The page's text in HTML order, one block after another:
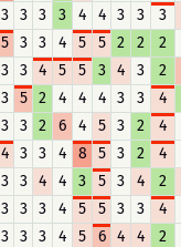
3 3 3 3 4 4 3 3
3
5 3 3 4 5 5 2 2
2
3 3 4 5 5 3 4 3
2
3 5 2 4 4 4 3 3
4
3 3 2 6 4 5 3 2
4
4 3 3 4 8 5 3 2
4
3 3 4 4 3 5 3 4
2
3 3 3 4 5 5 3 3
4
3 3 3 4 5 6 4 4
2